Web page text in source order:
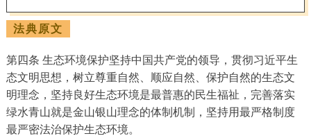
法典原文
第四条 生态环境保护坚持中国共产党的领导，贯彻习近平生
态文明思想，树立尊重自然、顺应自然、保护自然的生态文
明理念，坚持良好生态环境是最普惠的民生福祉，完善落实
绿水青山就是金山银山理念的体制机制，坚持用最严格制度
最严密法治保护生态环境。